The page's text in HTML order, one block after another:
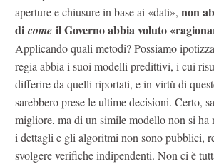
aperture e chiusure in base ai «dati», non
di come il Governo abbia voluto
Applicando quali metodi? Possiamo
regia abbia i suoi modelli predittivi, i cui
differire da quelli riportati, e in virtù di
sarebbero prese le ultime decisioni. Certo,
migliore, ma di un simile modello non si ha
i dettagli e gli algoritmi non sono pubblici,
svolgere verifiche indipendenti. Non ci è